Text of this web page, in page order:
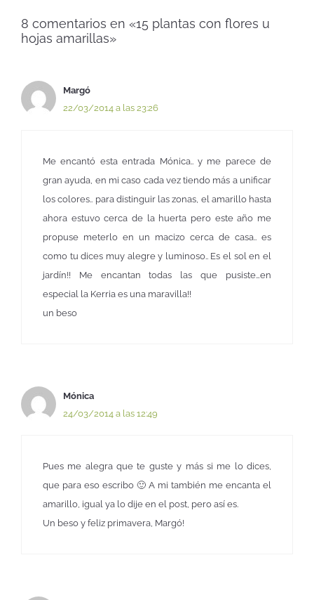
8 comentarios en «15 plantas con flores u
hojas amarillas»
Margó
22/03/2014 a las 23:26
Me encantó esta entrada Mónica.. y me parece de
gran ayuda, en mi caso cada vez tiendo más a unificar
los colores.. para distinguir las zonas, el amarillo hasta
ahora estuvo cerca de la huerta pero este año me
propuse meterlo en un macizo cerca de casa.. es
como tu dices muy alegre y luminoso.. Es el sol en el
jardín!! Me encantan todas las que pusiste…en
especial la Kerria es una maravilla!!
un beso
Mónica
24/03/2014 a las 12:49
Pues me alegra que te guste y más si me lo dices,
que para eso escribo 🙂 A mi también me encanta el
amarillo, igual ya lo dije en el post, pero así es.
Un beso y feliz primavera, Margó!